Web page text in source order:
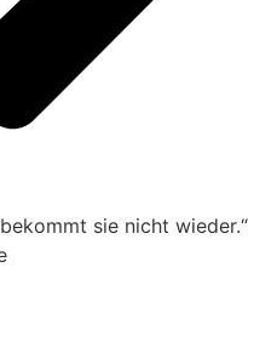
sie nicht wieder.“